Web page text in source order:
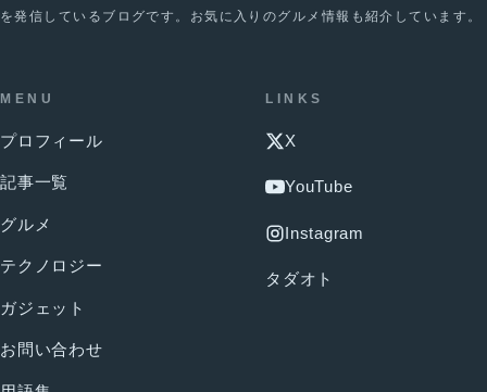
を発信しているブログです。お気に入りのグルメ情報も紹介しています。
MENU
プロフィール
記事一覧
グルメ
テクノロジー
ガジェット
お問い合わせ
LINKS
X
YouTube
Instagram
タダオト